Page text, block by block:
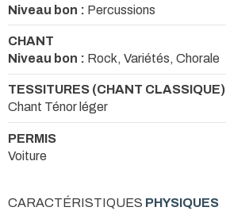
Niveau bon : Percussions
CHANT
Niveau bon : Rock, Variétés, Chorale
TESSITURES (CHANT CLASSIQUE)
Chant Ténor léger
PERMIS
Voiture
CARACTÉRISTIQUES PHYSIQUES